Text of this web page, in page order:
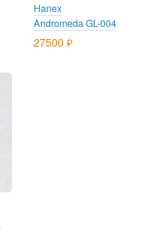
Hanex
Andromeda GL-004
27500 руб.